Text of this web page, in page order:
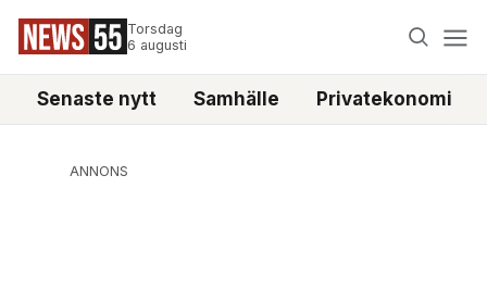
Torsdag
6 augusti
Senaste nytt Samhälle Privatekonomi
ANNONS